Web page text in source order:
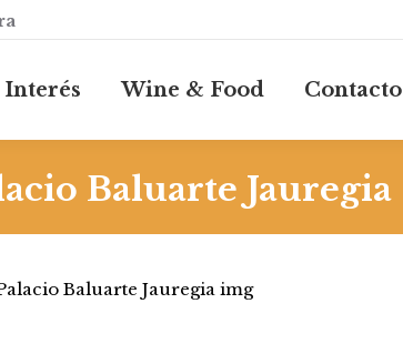
Interés Wine & Food Contacto
Baluarte Jauregia